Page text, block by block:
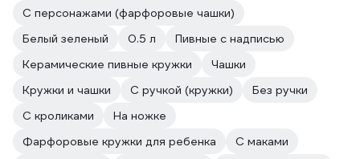
С персонажами (фарфоровые чашки)
Белый зеленый
0.5 л
Пивные с надписью
Керамические пивные кружки
Чашки
Кружки и чашки
С ручкой (кружки)
Без ручки
С кроликами
На ножке
Фарфоровые кружки для ребенка
С маками